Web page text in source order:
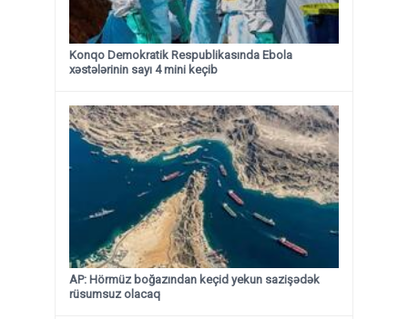
Konqo Demokratik Respublikasında Ebola
xəstələrinin sayı 4 mini keçib
AP: Hörmüz boğazından keçid yekun sazişədək
rüsumsuz olacaq